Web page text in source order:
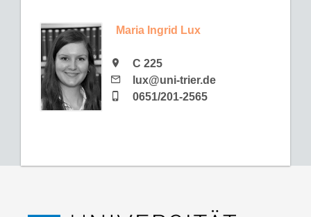
Maria Ingrid Lux
C 225
lux@uni-trier.de
0651/201-2565